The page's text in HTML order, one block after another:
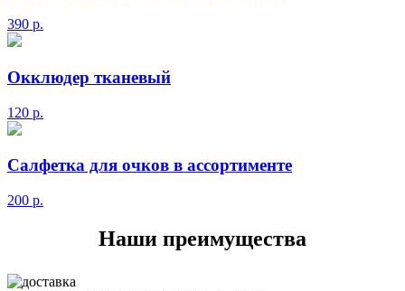
390 р.
Окклюдер тканевый
120 р.
Салфетка для очков в ассортименте
200 р.
Наши преимущества